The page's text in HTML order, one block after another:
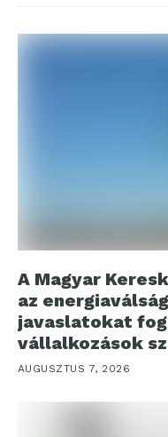
A Magyar
az
javaslatokat
vállalkozások
AUGUSZTUS 7, 2026